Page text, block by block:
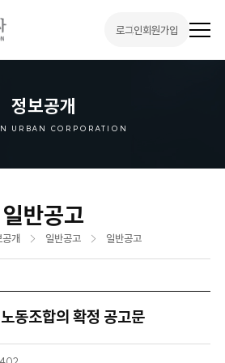
로그인회원가입
전
메
정보공개
URBAN CORPORATION
일반공고
개 일반공고 일반공고
동조합의 확정 공고문